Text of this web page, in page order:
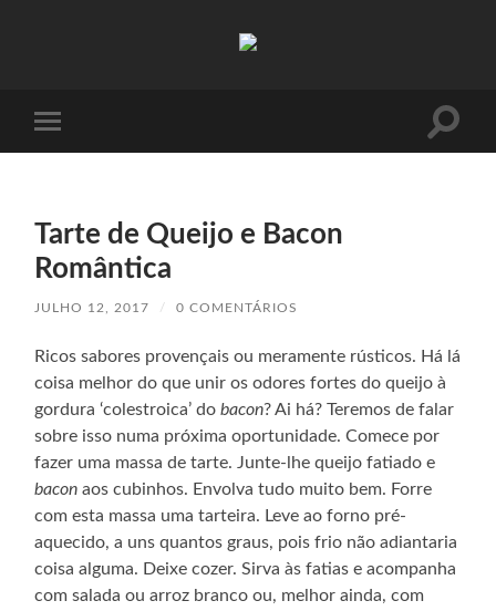
mobile
Toggle
Tarte de Queijo e Bacon
Romântica
JULHO 12, 2017 / 0 COMENTÁRIOS
Ricos sabores provençais ou meramente rústicos. Há lá
coisa melhor do que unir os odores fortes do queijo à
gordura ‘colestroica’ dobacon? Ai há? Teremos de falar
sobre isso numa próxima oportunidade. Comece por
fazer uma massa de tarte. Junte-lhe queijo fatiado e
bacon aos cubinhos. Envolva tudo muito bem. Forre
com esta massa uma tarteira. Leve ao forno pré-
aquecido, a uns quantos graus, pois frio não adiantaria
coisa alguma. Deixe cozer. Sirva às fatias e acompanha
com salada ou arroz branco ou, melhor ainda, com